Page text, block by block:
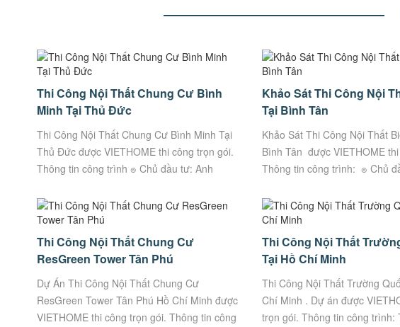
Thi Công Nội Thất Chung Cư Bình
Minh Tại Thủ Đức
Thi Công Nội Thất Chung Cư Bình Minh Tại
Thủ Đức được VIETHOME thi công trọn gói.
Thông tin công trình ๏ Chủ đầu tư: Anh
Khảo Sát Thi Công Nội
Tại Bình Tân
Khảo Sát Thi Công Nội Thất
Bình Tân được VIETHOME
Thông tin công trình: ๏ Chủ
Thi Công Nội Thất Chung Cư
ResGreen Tower Tân Phú
Dự Án Thi Công Nội Thất Chung Cư
ResGreen Tower Tân Phú Hồ Chí Minh được
VIETHOME thi công trọn gói. Thông tin công
Thi Công Nội Thất
Tại Hồ Chí Minh
Thi Công Nội Thất Trường
Chí Minh . Dự án được
trọn gói. Thông tin công trình: